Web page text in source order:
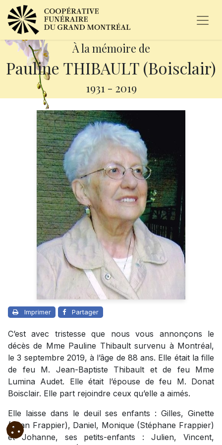
À la mémoire de
Pauline THIBAULT (Boisclair)
1931 - 2019
Imprimer Partager
C’est avec tristesse que nous vous annonçons le
décès de Mme Pauline Thibault survenu à Montréal,
le 3 septembre 2019, à l’âge de 88 ans. Elle était la fille
de feu M. Jean-Baptiste Thibault et de feu Mme
Lumina Audet. Elle était l’épouse de feu M. Donat
Boisclair. Elle part rejoindre ceux qu’elle a aimés.
Elle laisse dans le deuil ses enfants : Gilles, Ginette
(Jean Frappier), Daniel, Monique (Stéphane Frappier)
et Johanne, ses petits-enfants : Julien, Vincent,